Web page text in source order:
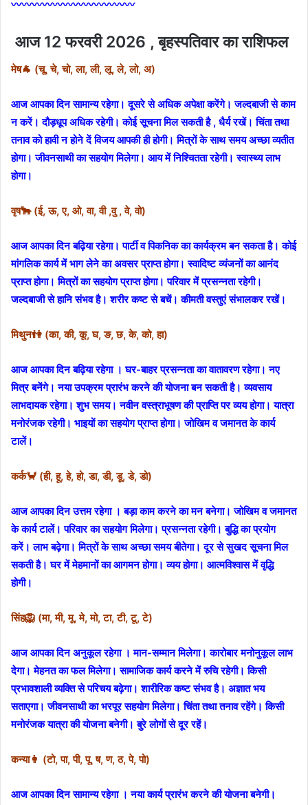
〰〰〰〰〰〰〰〰〰〰〰〰
आज 12 फरवरी 2026 , बृहस्पतिवार का राशिफल
मेष🐐 (चू, चे, चो, ला, ली, लू, ले, लो, अ)
आज आपका दिन सामान्य रहेगा। दूसरे से अधिक अपेक्षा करेंगे। जल्दबाजी से काम
न करें। दौड़धूप अधिक रहेगी। कोई सूचना मिल सकती है , धैर्य रखें। चिंता तथा
तनाव को हावी न होने दें विजय आपकी ही होगी। मित्रों के साथ समय अच्छा व्यतीत
होगा। जीवनसाथी का सहयोग मिलेगा। आय में निश्चितता रहेगी। स्वास्थ्य लाभ
होगा।
वृष🐂 (ई, ऊ, ए, ओ, वा, वी ,वु , वे, वो)
आज आपका दिन बढ़िया रहेगा। पार्टी व पिकनिक का कार्यक्रम बन सकता है। कोई
मांगलिक कार्य में भाग लेने का अवसर प्राप्त होगा। स्वादिष्ट व्यंजनों का आनंद
प्राप्त होगा। मित्रों का सहयोग प्राप्त होगा। परिवार में प्रसन्नता रहेगी।
जल्दबाजी से हानि संभव है। शरीर कष्ट से बचें। कीमती वस्तुएं संभालकर रखें।
मिथुन👫 (का, की, कू, घ, ङ, छ, के, को, हा)
आज आपका दिन बढ़िया रहेगा । घर-बाहर प्रसन्नता का वातावरण रहेगा। नए
मित्र बनेंगे। नया उपक्रम प्रारंभ करने की योजना बन सकती है। व्यवसाय
लाभदायक रहेगा। शुभ समय। नवीन वस्त्राभूषण की प्राप्ति पर व्यय होगा। यात्रा
मनोरंजक रहेगी। भाइयों का सहयोग प्राप्त होगा। जोखिम व जमानत के कार्य
टालें।
कर्क🦀 (ही, हू, हे, हो, डा, डी, डू, डे, डो)
आज आपका दिन उत्तम रहेगा । बड़ा काम करने का मन बनेगा। जोखिम व जमानत
के कार्य टालें। परिवार का सहयोग मिलेगा। प्रसन्नता रहेगी। बुद्धि का प्रयोग
करें। लाभ बढ़ेगा। मित्रों के साथ अच्छा समय बीतेगा। दूर से सुखद सूचना मिल
सकती है। घर में मेहमानों का आगमन होगा। व्यय होगा। आत्मविश्वास में वृद्धि
होगी।
सिंह🦁 (मा, मी, मू, मे, मो, टा, टी, टू, टे)
आज आपका दिन अनुकूल रहेगा । मान-सम्मान मिलेगा। कारोबार मनोनुकूल लाभ
देगा। मेहनत का फल मिलेगा। सामाजिक कार्य करने में रुचि रहेगी। किसी
प्रभावशाली व्यक्ति से परिचय बढ़ेगा। शारीरिक कष्ट संभव है। अज्ञात भय
सताएगा। जीवनसाथी का भरपूर सहयोग मिलेगा। चिंता तथा तनाव रहेंगे। किसी
मनोरंजक यात्रा की योजना बनेगी। बुरे लोगों से दूर रहें।
कन्या👩 (टो, पा, पी, पू, ष, ण, ठ, पे, पो)
आज आपका दिन सामान्य रहेगा । नया कार्य प्रारंभ करने की योजना बनेगी।